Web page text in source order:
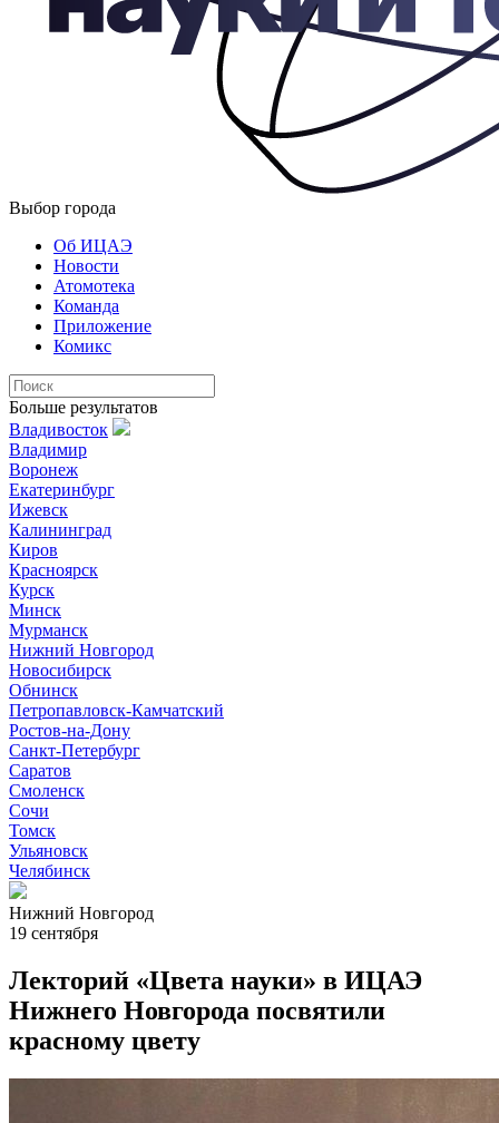
Выбор города
Об ИЦАЭ
Новости
Атомотека
Команда
Приложение
Комикс
Больше результатов
Владивосток
Владимир
Воронеж
Екатеринбург
Ижевск
Калининград
Киров
Красноярск
Курск
Минск
Мурманск
Нижний Новгород
Новосибирск
Обнинск
Петропавловск-Камчатский
Ростов-на-Дону
Санкт-Петербург
Саратов
Смоленск
Сочи
Томск
Ульяновск
Челябинск
Нижний Новгород
19 сентября
Лекторий «Цвета науки» в ИЦАЭ
Нижнего Новгорода посвятили
красному цвету